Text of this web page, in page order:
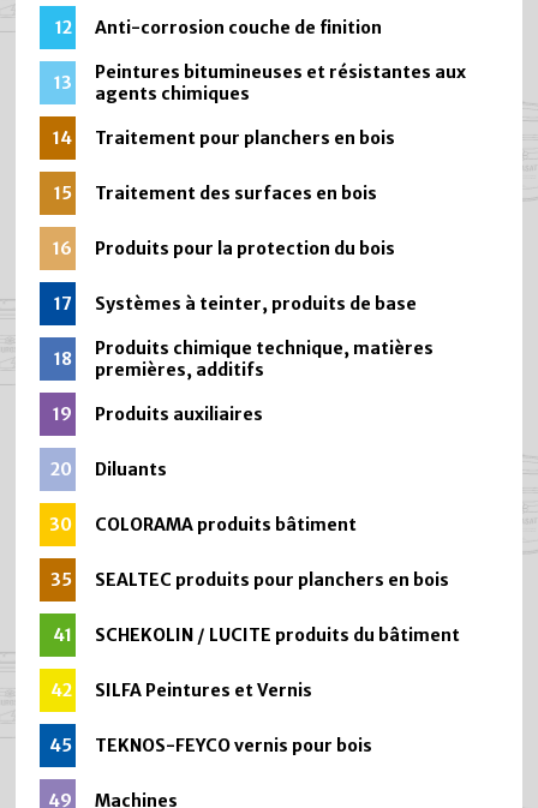
12 Anti-corrosion couche de finition
13
Peintures bitumineuses et résistantes aux
agents chimiques
14 Traitement pour planchers en bois
15 Traitement des surfaces en bois
16 Produits pour la protection du bois
17 Systèmes à teinter, produits de base
18
Produits chimique technique, matières
premières, additifs
19 Produits auxiliaires
20 Diluants
30 COLORAMA produits bâtiment
35 SEALTEC produits pour planchers en bois
41 SCHEKOLIN / LUCITE produits du bâtiment
42 SILFA Peintures et Vernis
45 TEKNOS-FEYCO vernis pour bois
49 Machines